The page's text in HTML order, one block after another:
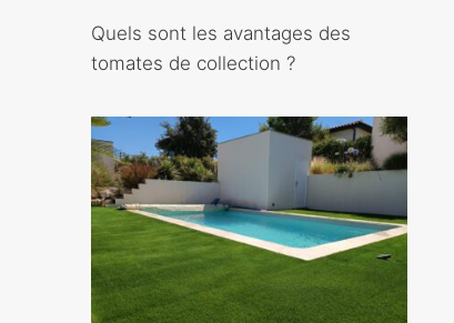
Quels sont les avantages des
tomates de collection ?